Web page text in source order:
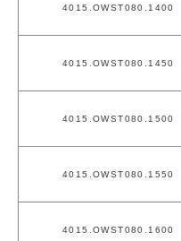
4015.OWST080.1400
4015.OWST080.1450
4015.OWST080.1500
4015.OWST080.1550
4015.OWST080.1600